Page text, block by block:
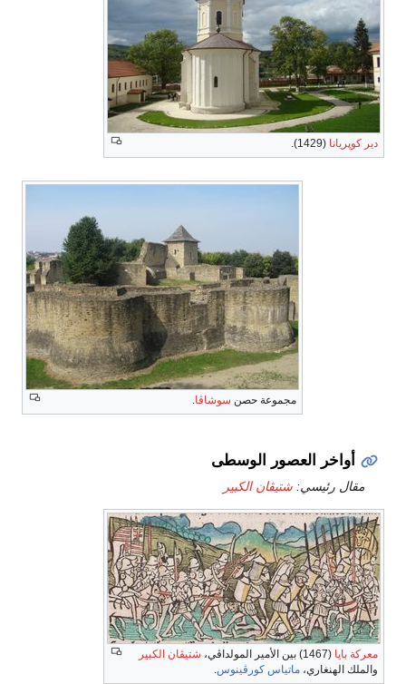
دير كوپريانا (1429).
مجموعة حصن سوشاڤا.
أواخر العصور الوسطى
مقال رئيسي:شتيڤان الكبير
معركة بايا (1467) بين الأمير المولداڤي،
شتيڤان الكبير
والملك الهنغاري، ماتياس كورڤينوس.